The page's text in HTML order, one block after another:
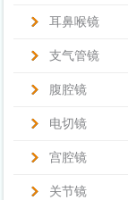
耳鼻喉镜
支气管镜
腹腔镜
电切镜
宫腔镜
关节镜